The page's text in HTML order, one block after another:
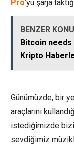
Pro’yu şarja
BENZER
Bitcoin
Kripto
Günümüzde, bir
araçlarını
istediğimizde bizi
sevdiğimiz